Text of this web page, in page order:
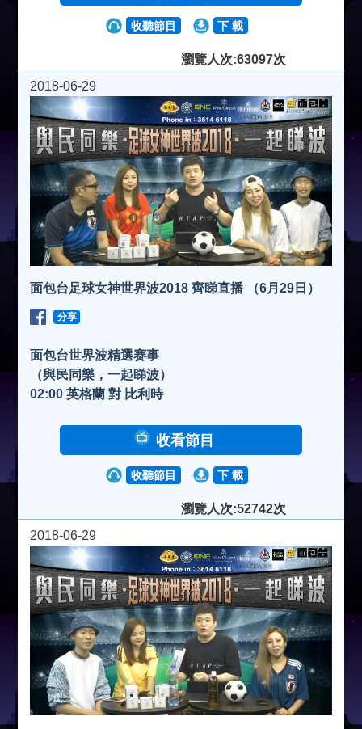
收聽節目 下 載
瀏覽人次:63097次
2018-06-29
面包台足球女神世界波2018 齊睇直播 （6月29日）
分享
面包台世界波精選赛事
（與民同樂，一起睇波）
02:00 英格蘭 對 比利時
收看節目
收聽節目 下 載
瀏覽人次:52742次
2018-06-29